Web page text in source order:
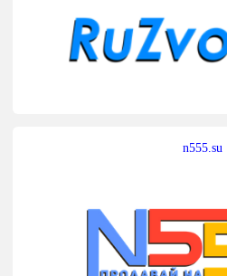
n555.su